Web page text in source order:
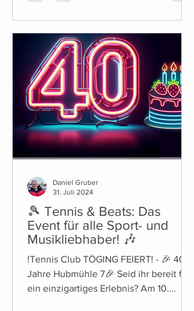
🎾 Tennis & Beats: Das
Event für alle Sport- und
Musikliebhaber! 🎶
!Tennis Club TÖGING FEIERT! - 🎉 40
Jahre Hubmühle 7🎉 Seid ihr bereit für
ein einzigartiges Erlebnis? Am 10.
Daniel Gruber
31. Juli 2024